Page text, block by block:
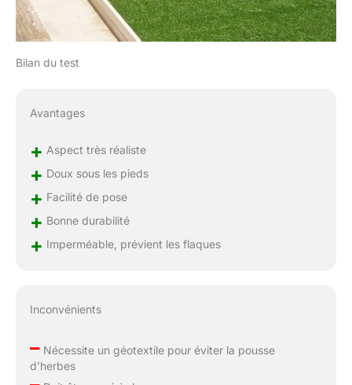
Bilan du test
Avantages
+ Aspect très réaliste
+ Doux sous les pieds
+ Facilité de pose
+ Bonne durabilité
+ Imperméable, prévient les flaques
Inconvénients
–Nécessite un géotextile pour éviter la pousse
d’herbes